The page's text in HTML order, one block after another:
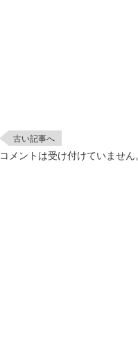
古い記事へ
コメントは受け付けていません